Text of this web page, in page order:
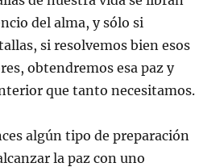
del alma, y sólo si
si resolvemos bien esos
obtendremos esa paz y
que tanto necesitamos.
algún tipo de preparación
la paz con uno